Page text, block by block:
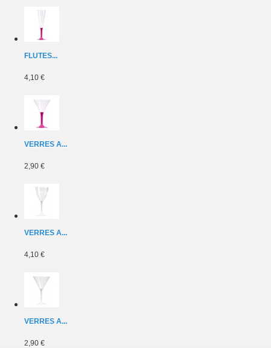
FLUTES...
4,10 €
VERRES A...
2,90 €
VERRES A...
4,10 €
VERRES A...
2,90 €